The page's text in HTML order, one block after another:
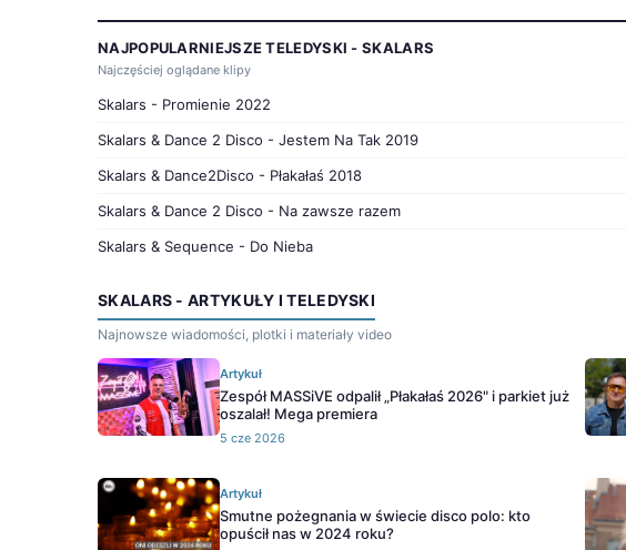
NAJPOPULARNIEJSZE TELEDYSKI - SKALARS
Najczęściej oglądane klipy
Skalars - Promienie 2022
Skalars & Dance 2 Disco - Jestem Na Tak 2019
Skalars & Dance2Disco - Płakałaś 2018
Skalars & Dance 2 Disco - Na zawsze razem
Skalars & Sequence - Do Nieba
SKALARS - ARTYKUŁY I TELEDYSKI
Najnowsze wiadomości, plotki i materiały video
Artykuł
Zespół MASSiVE odpalił „Płakałaś 2026" i parkiet już
oszalał! Mega premiera
5 cze 2026
Artykuł
Smutne pożegnania w świecie disco polo: kto
opuścił nas w 2024 roku?